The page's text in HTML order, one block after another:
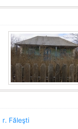
r. Făleşti